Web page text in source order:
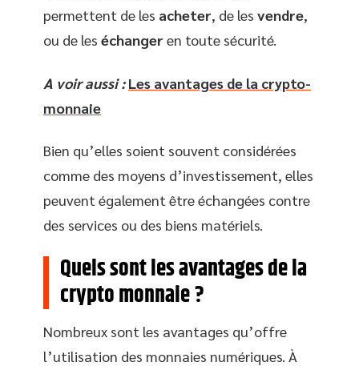
permettent de les acheter, de les vendre,
ou de les échanger en toute sécurité.
A voir aussi : Les avantages de la crypto-
monnaie
Bien qu’elles soient souvent considérées
comme des moyens d’investissement, elles
peuvent également être échangées contre
des services ou des biens matériels.
Quels sont les avantages de la
crypto monnaie ?
Nombreux sont les avantages qu’offre
l’utilisation des monnaies numériques. À